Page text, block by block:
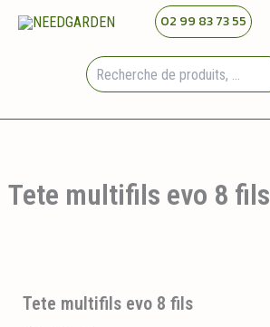
02 99 83 73 55
Tete multifils evo 8 fils
Tete multifils evo 8 fils